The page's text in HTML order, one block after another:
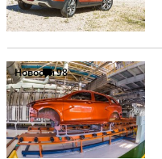
Новости98